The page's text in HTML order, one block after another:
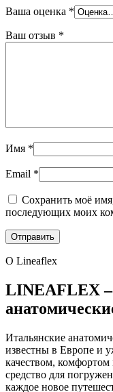
Ваша оценка *
Ваш отзыв *
Имя *
Email *
Сохранить моё
последующих моих
О Lineaflex
LINEAFLEX
Итальянские
известны в Европе и
качеством,
средство для
каждое новое